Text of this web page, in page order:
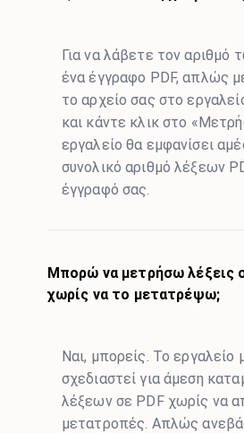
Για να λάβετε τον αριθμό
ένα έγγραφο PDF, απλώς
το αρχείο σας στο
και κάντε κλικ στο
εργαλείο θα εμφανίσει
συνολικό αριθμό λέξεων
έγγραφό σας.
Μπορώ να μετρήσω λέξεις
χωρίς να το μετατρέψω;
Ναι, μπορείς. Το εργαλείο
σχεδιαστεί για άμεση
λέξεων σε PDF χωρίς να
μετατροπές. Απλώς